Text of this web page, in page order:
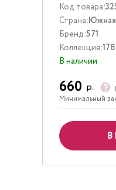
Код товара:
Страна:Южная
Бренд:571
Коллекция:
В наличии
660 р.
Минимальный
В